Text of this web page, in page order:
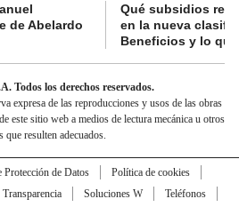
de Abelardo
Qué subsidios
en la nueva
Beneficios y lo
Todos los derechos reservados.
expresa de las reproducciones y usos de las obras
este sitio web a medios de lectura mecánica u otros
que resulten adecuados.
Protección de Datos
Política de cookies
Transparencia Soluciones W
Teléfonos